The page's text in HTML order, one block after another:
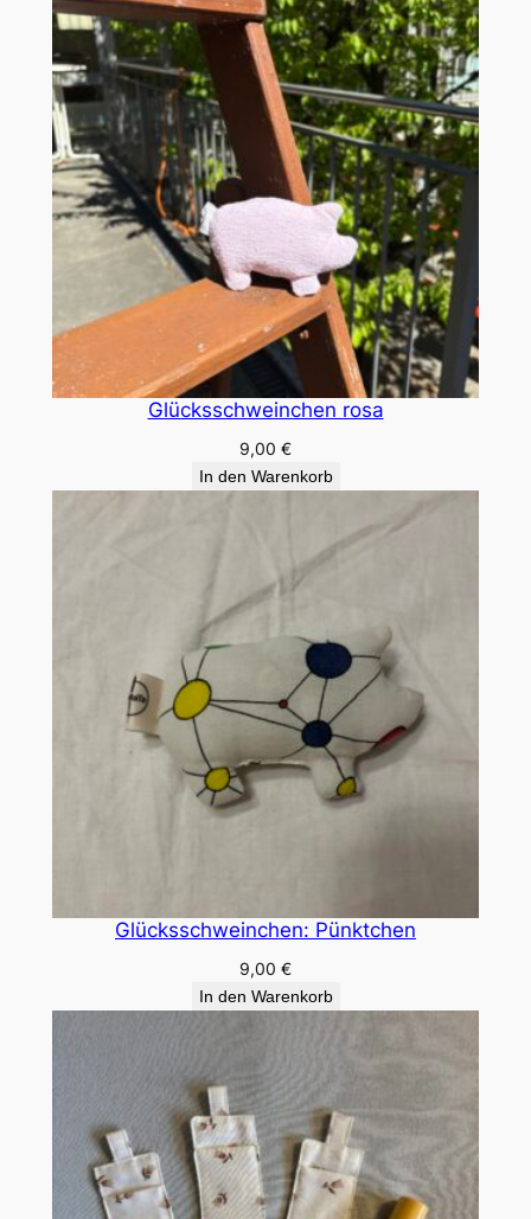
Glücksschweinchen rosa
9,00 €
In den Warenkorb
Glücksschweinchen: Pünktchen
9,00 €
In den Warenkorb